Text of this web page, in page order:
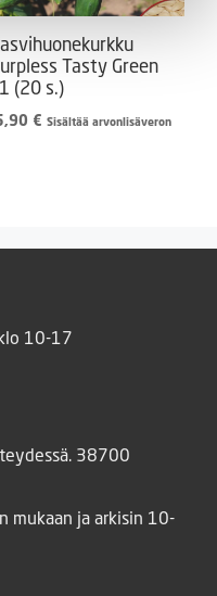
Tasty Green
(20 s.)
€ Sisältää arvonlisäveron
10-17
38700
mukaan ja arkisin 10-